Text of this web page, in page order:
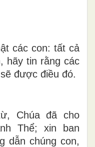
các con: tất cả
hãy tin rằng các
được điều đó.
Chúa đã cho
Thể; xin ban
dẫn chúng con,